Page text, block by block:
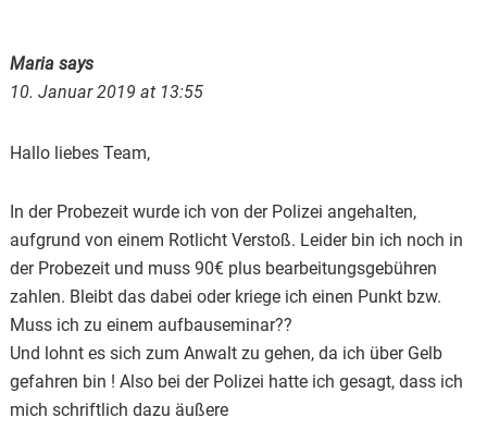
Maria says
10. Januar 2019 at 13:55
Hallo liebes Team,
In der Probezeit wurde ich von der Polizei angehalten,
aufgrund von einem Rotlicht Verstoß. Leider bin ich noch in
der Probezeit und muss 90€ plus bearbeitungsgebühren
zahlen. Bleibt das dabei oder kriege ich einen Punkt bzw.
Muss ich zu einem aufbauseminar??
Und lohnt es sich zum Anwalt zu gehen, da ich über Gelb
gefahren bin ! Also bei der Polizei hatte ich gesagt, dass ich
mich schriftlich dazu äußere